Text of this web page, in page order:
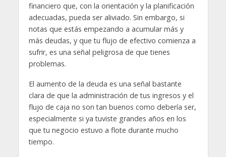
financiero que, con la orientación y la planificación
adecuadas, pueda ser aliviado. Sin embargo, si
notas que estás empezando a acumular más y
más deudas, y que tu flujo de efectivo comienza a
sufrir, es una señal peligrosa de que tienes
problemas.
El aumento de la deuda es una señal bastante
clara de que la administración de tus ingresos y el
flujo de caja no son tan buenos como debería ser,
especialmente si ya tuviste grandes años en los
que tu negocio estuvo a flote durante mucho
tiempo.